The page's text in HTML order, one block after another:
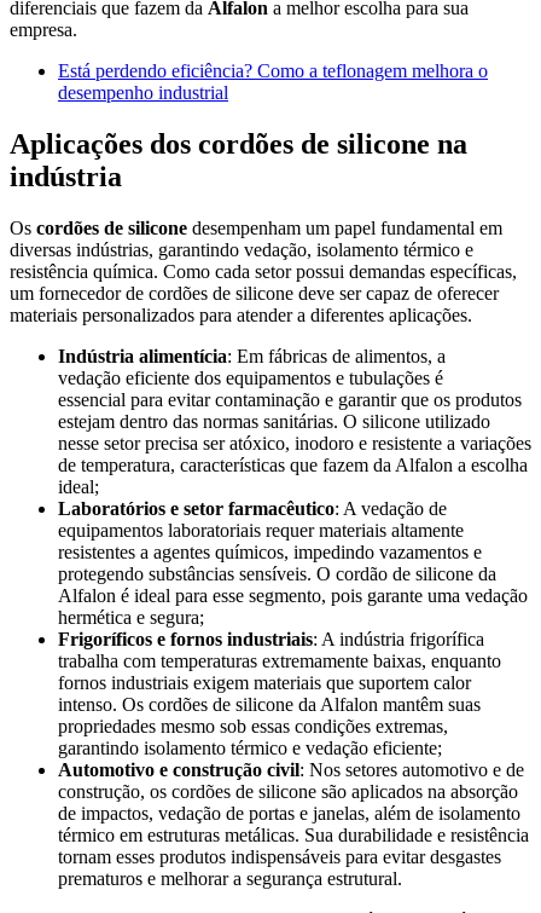
diferenciais que fazem da Alfalon a melhor escolha para sua
empresa.
Está perdendo eficiência? Como a teflonagem melhora o
desempenho industrial
Aplicações dos cordões de silicone na
indústria
Os cordões de silicone desempenham um papel fundamental em
diversas indústrias, garantindo vedação, isolamento térmico e
resistência química. Como cada setor possui demandas específicas,
um fornecedor de cordões de silicone deve ser capaz de oferecer
materiais personalizados para atender a diferentes aplicações.
Indústria alimentícia: Em fábricas de alimentos, a
vedação eficiente dos equipamentos e tubulações é
essencial para evitar contaminação e garantir que os produtos
estejam dentro das normas sanitárias. O silicone utilizado
nesse setor precisa ser atóxico, inodoro e resistente a variações
de temperatura, características que fazem da Alfalon a escolha
ideal;
Laboratórios e setor farmacêutico: A vedação de
equipamentos laboratoriais requer materiais altamente
resistentes a agentes químicos, impedindo vazamentos e
protegendo substâncias sensíveis. O cordão de silicone da
Alfalon é ideal para esse segmento, pois garante uma vedação
hermética e segura;
Frigoríficos e fornos industriais: A indústria frigorífica
trabalha com temperaturas extremamente baixas, enquanto
fornos industriais exigem materiais que suportem calor
intenso. Os cordões de silicone da Alfalon mantêm suas
propriedades mesmo sob essas condições extremas,
garantindo isolamento térmico e vedação eficiente;
Automotivo e construção civil: Nos setores automotivo e de
construção, os cordões de silicone são aplicados na absorção
de impactos, vedação de portas e janelas, além de isolamento
térmico em estruturas metálicas. Sua durabilidade e resistência
tornam esses produtos indispensáveis para evitar desgastes
prematuros e melhorar a segurança estrutural.